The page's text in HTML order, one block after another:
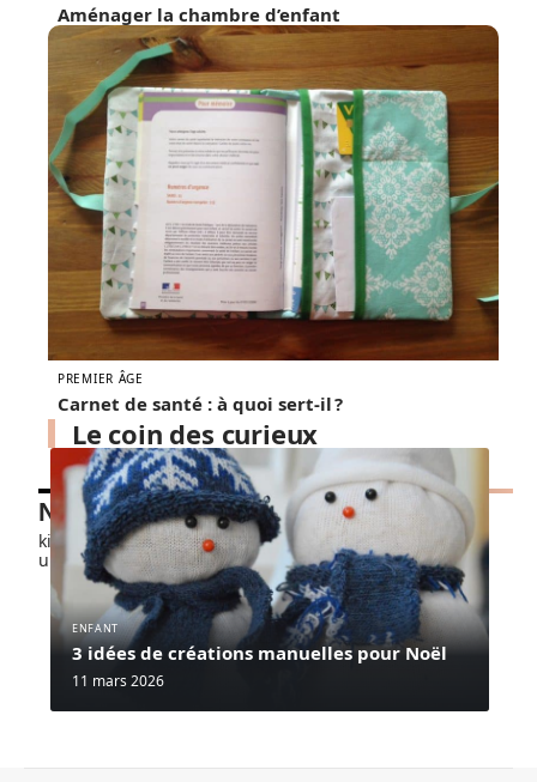
Aménager la chambre d’enfant
PREMIER ÂGE
Carnet de santé : à quoi sert-il ?
Le coin des curieux
ENFANT
3 idées de créations manuelles pour Noël
11 mars 2026
Nos petits chouchous
kids-promo.fr
unbrindefil.fr